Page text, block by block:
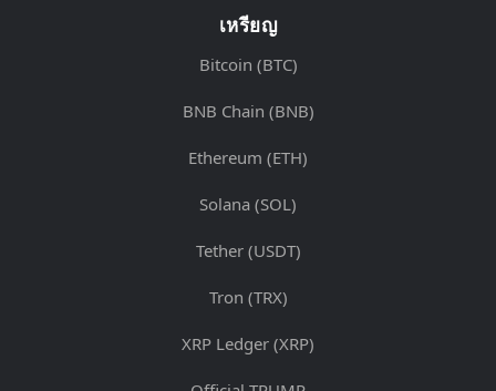
เหรียญ
Bitcoin (BTC)
BNB Chain (BNB)
Ethereum (ETH)
Solana (SOL)
Tether (USDT)
Tron (TRX)
XRP Ledger (XRP)